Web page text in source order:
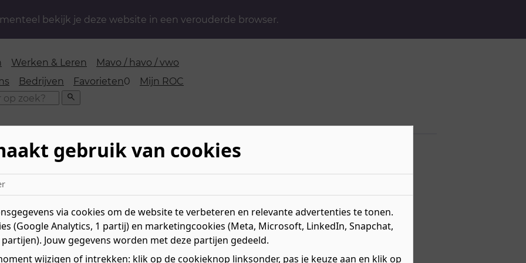
bekijk je deze website in een verouderde browser.
Werken & Leren
Mavo / havo / vwo
Bedrijven Favorieten0 favorieten
Mijn ROC
Zoeken
Transport en Logistiek
en Logistiek
technologische ontwikkelingen zorgen voor ongekende mogelijkheden in het
van auto’s, vrachtwagens en vliegtuigen.
gebruik van cookies
via cookies om de website te verbeteren en relevante advertenties te tonen.
(Google Analytics, 1 partij) en marketingcookies (Meta, Microsoft, LinkedIn, Snapchat,
Jouw gegevens worden met deze partijen gedeeld.
wijzigen of intrekken: klik op de cookieknop linksonder, pas je keuze aan en klik op